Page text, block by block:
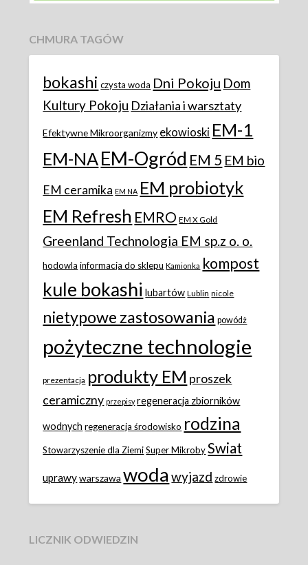
CHMURA TAGÓW
bokashi czysta woda Dni Pokoju Dom
Kultury Pokoju Działania i warsztaty
Efektywne Mikroorganizmy ekowioski EM-1
EM-NAEM-Ogród EM 5 EM bio
EM ceramika EM NA EM probiotyk
EM Refresh EMRO EM X Gold
Greenland Technologia EM sp.z o. o.
hodowla informacja do sklepu Kamionka kompost
kule bokashi lubartów Lublin nicole
nietypowe zastosowania powódż
pożyteczne technologie
prezentacja produkty EM proszek
ceramiczny przepisy regeneracja zbiorników
wodnych regeneracja środowisko rodzina
Stowarzyszenie dla Ziemi Super Mikroby Swiat
uprawy warszawa woda wyjazd zdrowie
LICZNIK ODWIEDZIN